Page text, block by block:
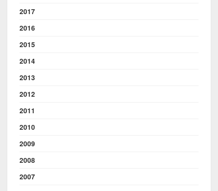
2017
2016
2015
2014
2013
2012
2011
2010
2009
2008
2007